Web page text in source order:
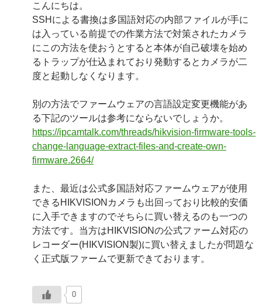
こんにちは。
SSHによる書換は多国語対応の内部ファイルが手に
は入っている前提での作業方法で対策されたカメラ
にこの方法を使おうとすると本体が自己破壊を始め
るトラップが仕込まれており発動するとカメラが二
度と起動しなくなります。
別の方法でファームウェアの言語設定変更機能があ
る下記のツールは参考にならないでしょうか。
https://ipcamtalk.com/threads/hikvision-firmware-tools-
change-language-extract-files-and-create-own-
firmware.2664/
また、最近は公式多国語対応ファームウェアが使用
できるHIKVISIONカメラも出回っており比較的安価
に入手できますのでそちらに買い替えるのも一つの
方法です。当方はHIKVISIONの公式ファーム対応の
レコーダー(HIKVISION製)に買い替えましたが問題な
く正式版ファームで更新できております。
0